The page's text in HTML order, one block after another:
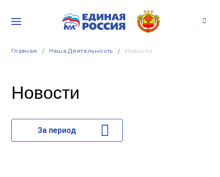
Главная Наша Деятельность Новости
Новости
За период